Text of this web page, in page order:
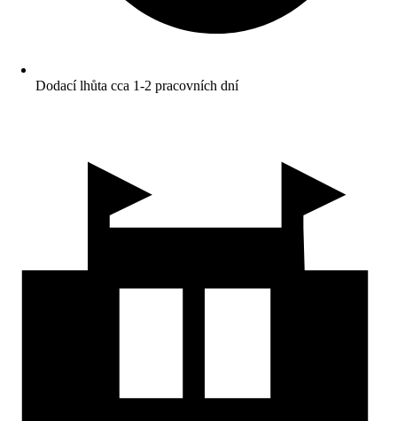
Dodací lhůta cca 1-2 pracovních dní